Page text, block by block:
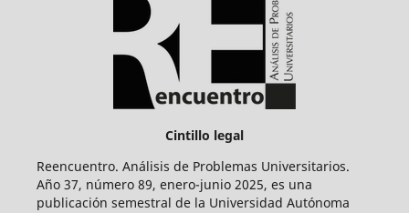
Cintillo legal
Reencuentro. Análisis de Problemas Universitarios.
Año 37, número 89, enero-junio 2025, es una
publicación semestral de la Universidad Autónoma